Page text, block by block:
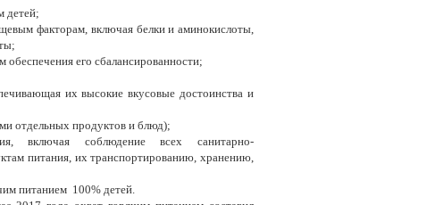
детей;
факторам, включая белки и аминокислоты,
его сбалансированности;
их высокие вкусовые достоинства и
отдельных продуктов и блюд);
включая соблюдение всех санитарно-
питания, их транспортированию, хранению,
питанием 100% детей.